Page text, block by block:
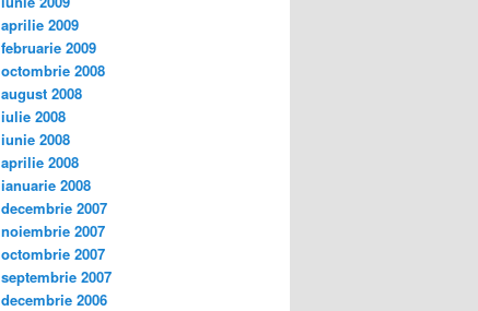
aprilie 2009
februarie 2009
octombrie 2008
august 2008
iulie 2008
iunie 2008
aprilie 2008
ianuarie 2008
decembrie 2007
noiembrie 2007
octombrie 2007
septembrie 2007
decembrie 2006